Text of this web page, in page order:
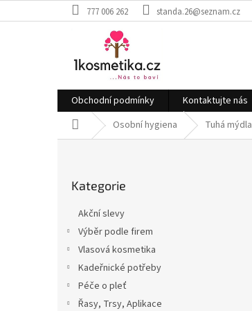
na
777 006 262 standa.26@seznam.cz
Obchodní podmínky Kontaktujte nás
Domů Osobní hygiena Tuhá mýdla
kategorie
Kategorie
Akční slevy
Výběr podle firem
Vlasová kosmetika
Kadeřnické potřeby
Péče o pleť
Řasy, Trsy, Aplikace